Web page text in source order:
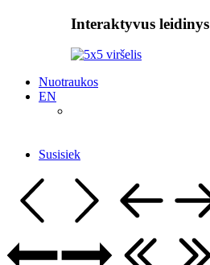
Interaktyvus leidinys
Nuotraukos
EN
Susisiek